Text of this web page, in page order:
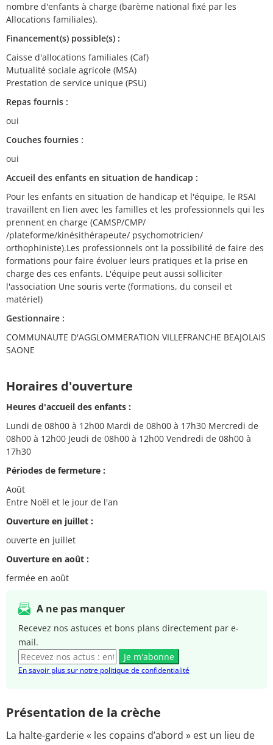
nombre d'enfants à charge (barème national fixé par les
Allocations familiales).
Financement(s) possible(s) :
Caisse d'allocations familiales (Caf)
Mutualité sociale agricole (MSA)
Prestation de service unique (PSU)
Repas fournis :
oui
Couches fournies :
oui
Accueil des enfants en situation de handicap :
Pour les enfants en situation de handicap et l'équipe, le RSAI
travaillent en lien avec les familles et les professionnels qui les
prennent en charge (CAMSP/CMP/
/plateforme/kinésithérapeute/ psychomotricien/
orthophiniste).Les professionnels ont la possibilité de faire des
formations pour faire évoluer leurs pratiques et la prise en
charge des ces enfants. L'équipe peut aussi solliciter
l'association Une souris verte (formations, du conseil et
matériel)
Gestionnaire :
COMMUNAUTE D'AGGLOMMERATION VILLEFRANCHE BEAJOLAIS
SAONE
Horaires d'ouverture
Heures d'accueil des enfants :
Lundi de 08h00 à 12h00 Mardi de 08h00 à 17h30 Mercredi de
08h00 à 12h00 Jeudi de 08h00 à 12h00 Vendredi de 08h00 à
17h30
Périodes de fermeture :
Août
Entre Noël et le jour de l'an
Ouverture en juillet :
ouverte en juillet
Ouverture en août :
fermée en août
A ne pas manquer
Recevez nos astuces et bons plans directement par e-
mail.
Je m'abonne
En savoir plus sur notre politique de confidentialité
Présentation de la crèche
La halte-garderie « les copains d’abord » est un lieu de